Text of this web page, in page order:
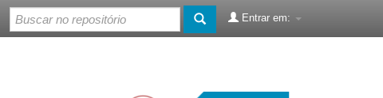
Entrar em: